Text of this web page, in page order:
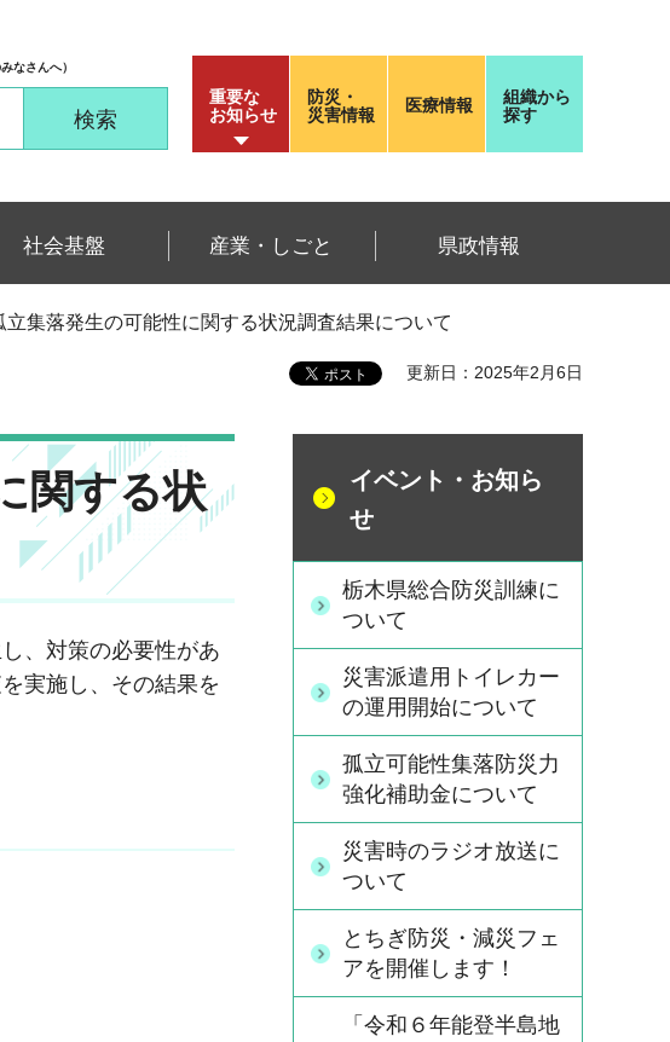
なさんへ）
重要な
お知らせ
防災・
災害情報
医療情報
組織から
探す
社会基盤 産業・しごと 県政情報
集落発生の可能性に関する状況調査結果について
更新日：2025年2月6日
関する状
、対策の必要性があ
実施し、その結果を
イベント・お知ら
せ
栃木県総合防災訓練に
ついて
災害派遣用トイレカー
の運用開始について
孤立可能性集落防災力
強化補助金について
災害時のラジオ放送に
ついて
とちぎ防災・減災フェ
アを開催します！
「令和６年能登半島地